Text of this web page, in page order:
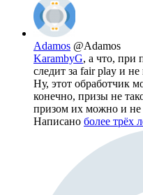
Adamos @Adamos
KarambyG, а что, при
следит за fair play и не
Ну, этот обработчик
конечно, призы не
призом их можно и не
Написано более трёх